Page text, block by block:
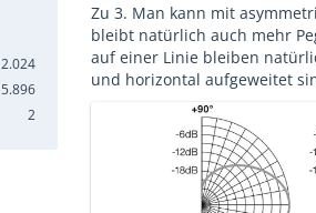
2.024
5.896
2
Zu 3. Man kann mit
bleibt natürlich auch mehr
auf einer Linie bleiben
und horizontal aufgeweitet